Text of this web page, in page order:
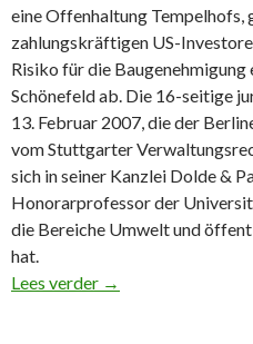
eine Offenhaltung Tempelhofs,
zahlungskräftigen US-
Risiko für die
Schönefeld ab. Die 16-seitige
13. Februar 2007, die der
vom Stuttgarter
sich in seiner Kanzlei Dolde &
Honorarprofessor der
die Bereiche Umwelt und
hat.
Lees verder Keine Chance für
→